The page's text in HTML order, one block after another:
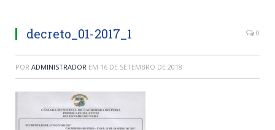
decreto_01-2017_1 0
POR ADMINISTRADOR EM 16 DE SETEMBRO DE 2018